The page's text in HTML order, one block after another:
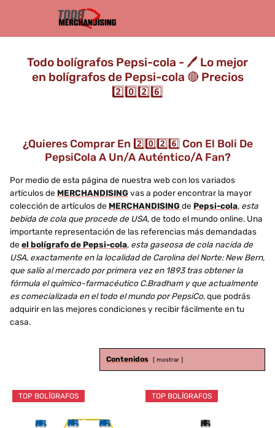
Todo bolígrafos Pepsi-cola - 🖊️ Lo mejor
en bolígrafos de Pepsi-cola 🔴 Precios
2️⃣0️⃣2️⃣6️⃣
¿Quieres Comprar En 2️⃣0️⃣2️⃣6️⃣ Con El Boli De
PepsiCola A Un/a Auténtico/a Fan?
Por medio de esta página de nuestra web con los variados
artículos de MERCHANDISINGvas a poder encontrar la mayor
colección de artículos de MERCHANDISINGde Pepsi-cola, esta
bebida de cola que procede de USA,de todo el mundo online. Una
importante representación de las referencias más demandadas
de el bolígrafo de Pepsi-cola, esta gaseosa de cola nacida de
USA, exactamente en la localidad de Carolina del Norte: New Bern,
que salío al mercado por primera vez en 1893 tras obtener la
fórmula el químico-farmacéutico C.Bradham y que actualmente
es comecializada en el todo el mundo por PepsiCo, que podrás
adquirir en las mejores condiciones y recibir fácilmente en tu
casa.
Contenidos mostrar
TOP BOLÍGRAFOS TOP BOLÍGRAFOS